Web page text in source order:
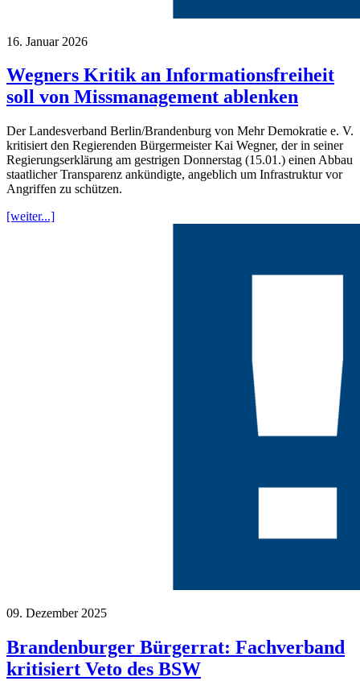
16. Januar 2026
Wegners Kritik an Informationsfreiheit
soll von Missmanagement ablenken
Der Landesverband Berlin/Brandenburg von Mehr Demokratie e. V.
kritisiert den Regierenden Bürgermeister Kai Wegner, der in seiner
Regierungserklärung am gestrigen Donnerstag (15.01.) einen Abbau
staatlicher Transparenz ankündigte, angeblich um Infrastruktur vor
Angriffen zu schützen.
[weiter...]
09. Dezember 2025
Brandenburger Bürgerrat: Fachverband
kritisiert Veto des BSW